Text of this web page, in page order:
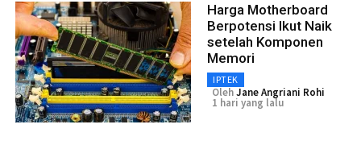
Harga Motherboard
Berpotensi Ikut Naik
setelah Komponen
Memori
IPTEK
OlehJane Angriani Rohi
1 hari yang lalu